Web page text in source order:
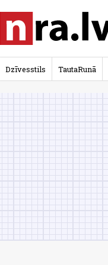
Dzīvesstils TautaRunā